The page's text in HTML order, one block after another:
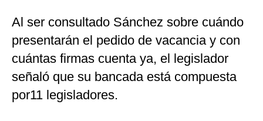
Al ser consultado Sánchez sobre cuándo
presentarán el pedido de vacancia y con
cuántas firmas cuenta ya, el legislador
señaló que su bancada está compuesta
por11 legisladores.